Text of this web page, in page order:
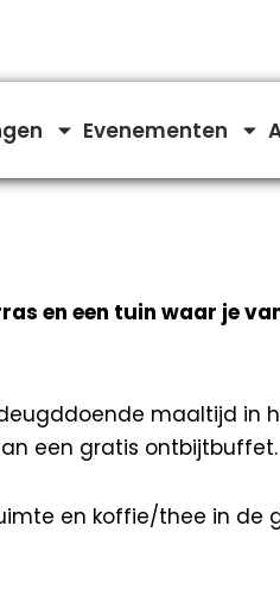
Evenementen
en een tuin waar je
maaltijd in
een gratis ontbijtbuffet.
en koffie/thee in